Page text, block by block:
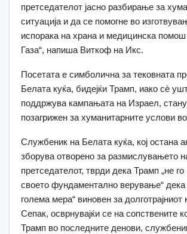
претседателот јасно разбирање за
ситуација и да се помогне во
испорака на храна и медицинска помош
Газа“, напиша Виткоф на Икс.
Посетата е симболична за тековната
Белата куќа, бидејќи Трамп, иако сè
поддржува кампањата на Израел,
позагрижен за хуманитарните услови
Службеник на Белата куќа, кој остана
зборува отворено за размислувањето
претседателот, тврди дека Трамп „не
своето фундаментално верување“
голема мера“ виновен за долготрајниот
Сепак, осврнувајќи се на сопствените
Трамп во последните денови,